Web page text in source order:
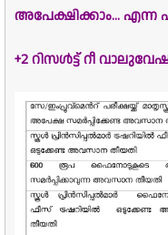
അപേക്ഷിക്കാം...
+2 റിസൾട്ട് റീ